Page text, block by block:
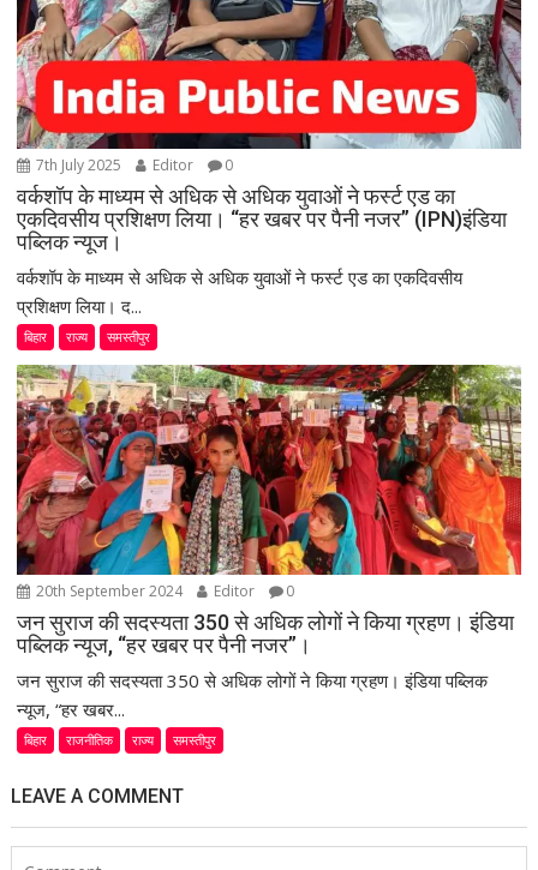
7th July 2025 Editor 0
वर्कशॉप के माध्यम से अधिक से अधिक युवाओं ने फर्स्ट एड का
एकदिवसीय प्रशिक्षण लिया। “हर खबर पर पैनी नजर” (IPN)इंडिया
पब्लिक न्यूज।
वर्कशॉप के माध्यम से अधिक से अधिक युवाओं ने फर्स्ट एड का एकदिवसीय
प्रशिक्षण लिया। द...
बिहार राज्य समस्तीपुर
20th September 2024 Editor 0
जन सुराज की सदस्यता 350 से अधिक लोगों ने किया ग्रहण। इंडिया
पब्लिक न्यूज, “हर खबर पर पैनी नजर”।
जन सुराज की सदस्यता 350 से अधिक लोगों ने किया ग्रहण। इंडिया पब्लिक
न्यूज, “हर खबर...
बिहार राजनीतिक राज्य समस्तीपुर
LEAVE A COMMENT